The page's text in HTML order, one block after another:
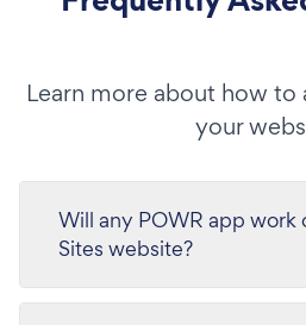
Learn more about how to
your
Will any POWR app work
Sites website?